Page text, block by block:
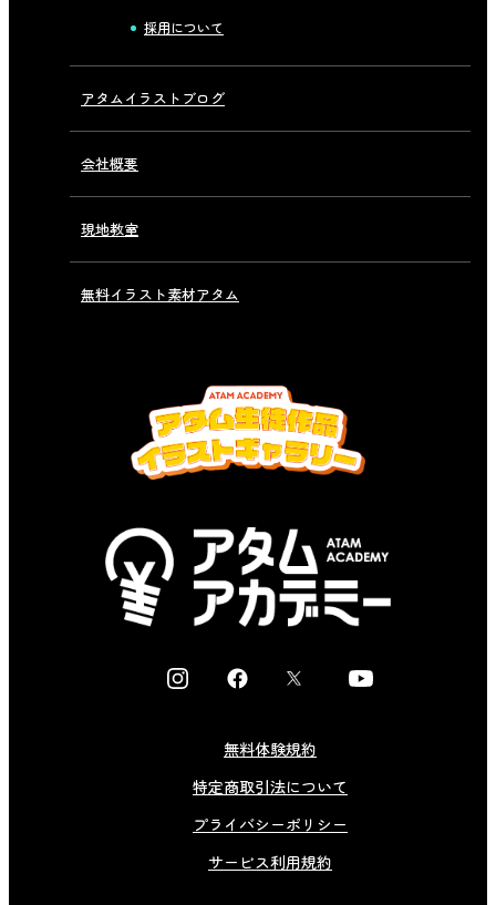
採用について
アタムイラストブログ
会社概要
現地教室
無料イラスト素材アタム
I
a
g
F
e
b
o
k
X
Y
無料体験規約
特定商取引法について
プライバシーポリシー
サービス利用規約